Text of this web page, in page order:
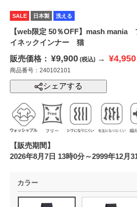
SALE 日本製 洗える
【web限定 50％OFF】mash
イネックインナー 猫
販売価格： ¥9,900 (税込) → ¥4,950
商品番号：240102101
シェアする
【販売期間】
2026年8月7日 13時0分～2999年12月
カラー